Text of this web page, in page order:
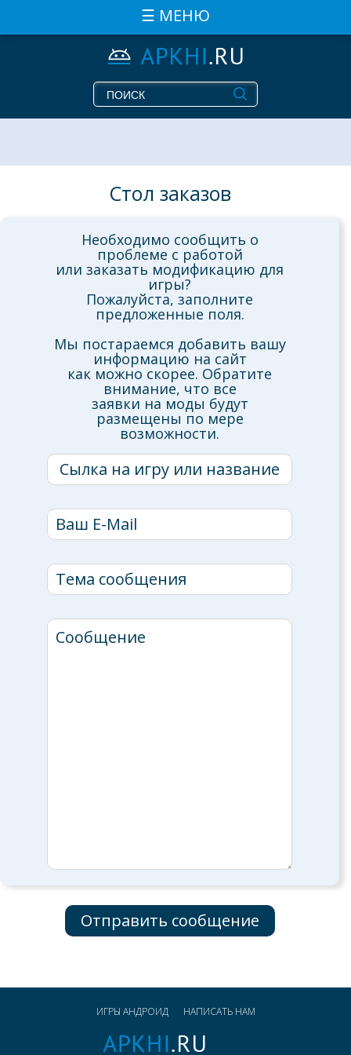
☰ МЕНЮ
Стол заказов
Необходимо сообщить о
проблеме с работой
или заказать модификацию для
игры?
Пожалуйста, заполните
предложенные поля.
Мы постараемся добавить вашу
информацию на сайт
как можно скорее. Обратите
внимание, что все
заявки на моды будут
размещены по мере
возможности.
ИГРЫ АНДРОИД НАПИСАТЬ НАМ